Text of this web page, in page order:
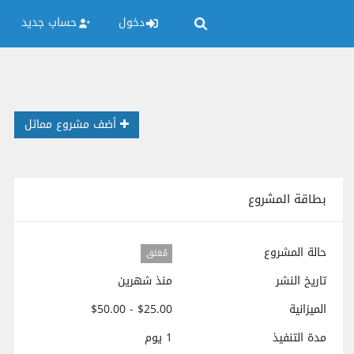
دخول حساب جديد
أضف مشروع مماثل
بطاقة المشروع
حالة المشروع مُغلق
تاريخ النشر
منذ شهرين
الميزانية
$25.00 - $50.00
مدة التنفيذ
1 يوم